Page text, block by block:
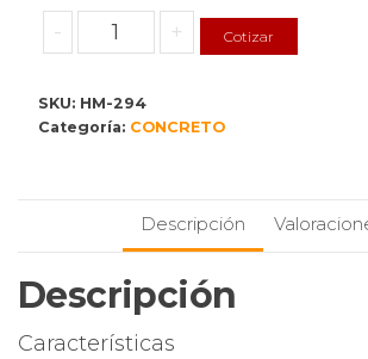
-
Molde
de
de
bronce,
pulgadas
cantidad
+ Cotizar
SKU: HM-294
Categoría: CONCRETO
Descripción
Descripción
Características